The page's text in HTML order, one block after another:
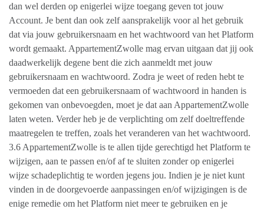
dan wel derden op enigerlei wijze toegang geven tot jouw
Account. Je bent dan ook zelf aansprakelijk voor al het gebruik
dat via jouw gebruikersnaam en het wachtwoord van het Platform
wordt gemaakt. AppartementZwolle mag ervan uitgaan dat jij ook
daadwerkelijk degene bent die zich aanmeldt met jouw
gebruikersnaam en wachtwoord. Zodra je weet of reden hebt te
vermoeden dat een gebruikersnaam of wachtwoord in handen is
gekomen van onbevoegden, moet je dat aan AppartementZwolle
laten weten. Verder heb je de verplichting om zelf doeltreffende
maatregelen te treffen, zoals het veranderen van het wachtwoord.
3.6 AppartementZwolle is te allen tijde gerechtigd het Platform te
wijzigen, aan te passen en/of af te sluiten zonder op enigerlei
wijze schadeplichtig te worden jegens jou. Indien je je niet kunt
vinden in de doorgevoerde aanpassingen en/of wijzigingen is de
enige remedie om het Platform niet meer te gebruiken en je